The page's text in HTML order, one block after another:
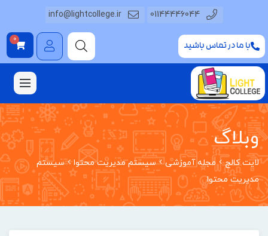
01144446044
info@lightcollege.ir
با ما در تماس باشید
0
وبلاگ
لایت کالج مجله آموزشی سیستم مدیریت محتوا
سیستم
مدیریت محتوا